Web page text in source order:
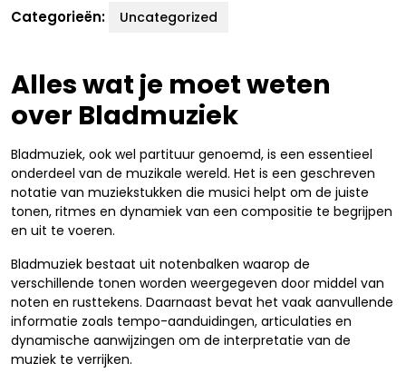
Categorieën: Uncategorized
Alles wat je moet weten
over Bladmuziek
Bladmuziek, ook wel partituur genoemd, is een essentieel
onderdeel van de muzikale wereld. Het is een geschreven
notatie van muziekstukken die musici helpt om de juiste
tonen, ritmes en dynamiek van een compositie te begrijpen
en uit te voeren.
Bladmuziek bestaat uit notenbalken waarop de
verschillende tonen worden weergegeven door middel van
noten en rusttekens. Daarnaast bevat het vaak aanvullende
informatie zoals tempo-aanduidingen, articulaties en
dynamische aanwijzingen om de interpretatie van de
muziek te verrijken.